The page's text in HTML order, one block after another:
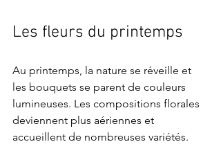
Les fleurs du printemps
Au printemps, la nature se réveille et
les bouquets se parent de couleurs
lumineuses. Les compositions florales
deviennent plus aériennes et
accueillent de nombreuses variétés.